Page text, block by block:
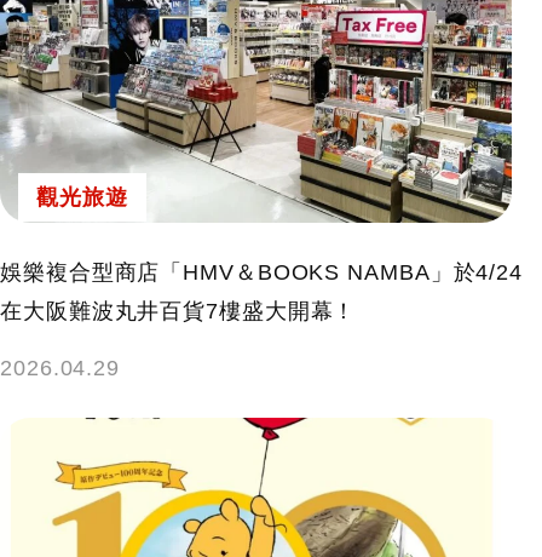
觀光旅遊
娛樂複合型商店「HMV＆BOOKS NAMBA」於4/24
在大阪難波丸井百貨7樓盛大開幕！
2026.04.29